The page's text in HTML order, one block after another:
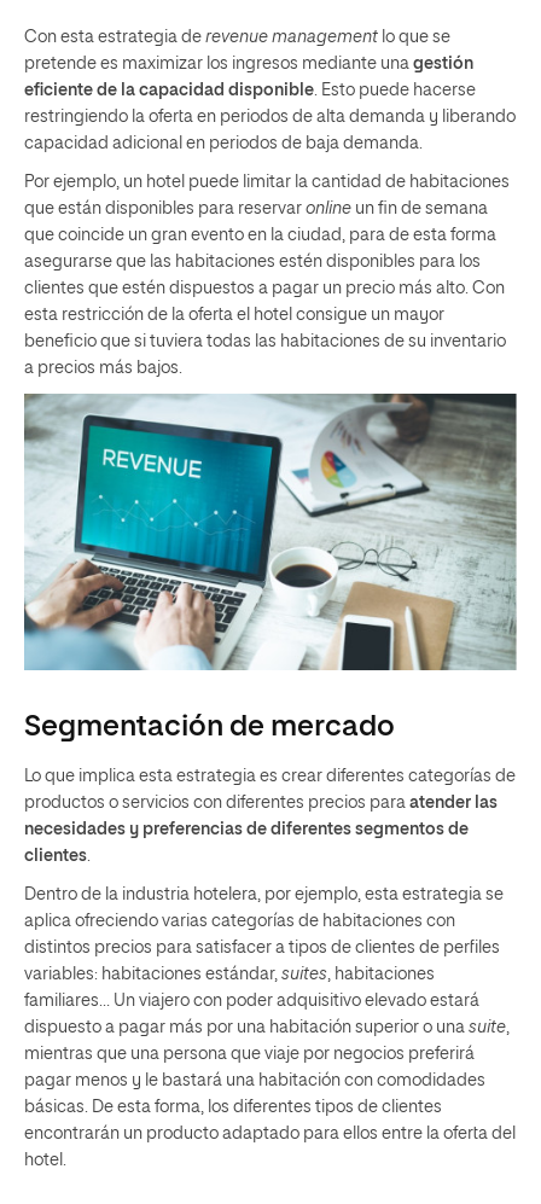
Con esta estrategia de revenue management lo que se
pretende es maximizar los ingresos mediante una gestión
eficiente de la capacidad disponible . Esto puede hacerse
restringiendo la oferta en periodos de alta demanda y liberando
capacidad adicional en periodos de baja demanda.
Por ejemplo, un hotel puede limitar la cantidad de habitaciones
que están disponibles para reservar online un fin de semana
que coincide un gran evento en la ciudad, para de esta forma
asegurarse que las habitaciones estén disponibles para los
clientes que estén dispuestos a pagar un precio más alto. Con
esta restricción de la oferta el hotel consigue un mayor
beneficio que si tuviera todas las habitaciones de su inventario
a precios más bajos.
Segmentación de mercado
Lo que implica esta estrategia es crear diferentes categorías de
productos o servicios con diferentes precios para atender las
necesidades y preferencias de diferentes segmentos de
clientes.
Dentro de la industria hotelera, por ejemplo, esta estrategia se
aplica ofreciendo varias categorías de habitaciones con
distintos precios para satisfacer a tipos de clientes de perfiles
variables: habitaciones estándar, suites, habitaciones
familiares… Un viajero con poder adquisitivo elevado estará
dispuesto a pagar más por una habitación superior o una suite,
mientras que una persona que viaje por negocios preferirá
pagar menos y le bastará una habitación con comodidades
básicas. De esta forma, los diferentes tipos de clientes
encontrarán un producto adaptado para ellos entre la oferta del
hotel.